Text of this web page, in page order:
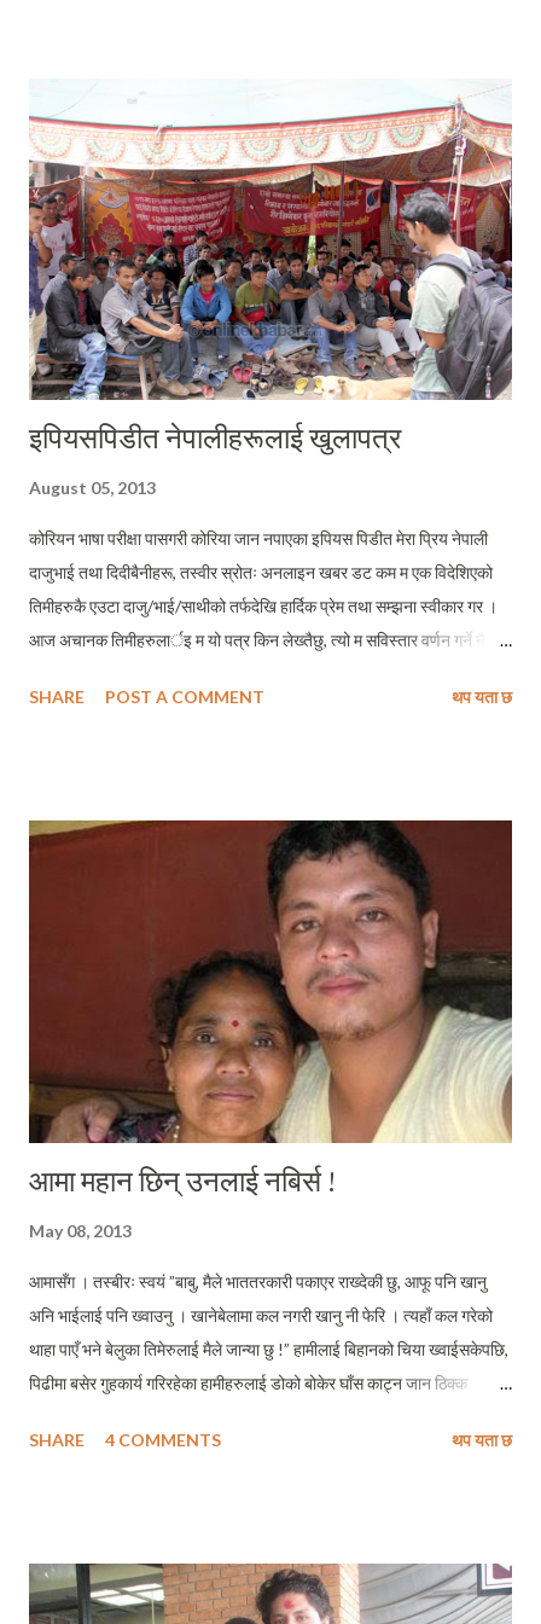
कृत्यको विरोध गरे । उनकै शब्दमा पञ्चायत एउटा “महाडाँकातन्त्र” थियो र उनी त्यो
“महाडाँकातन्त्र”को विरोधमा आफूलाई उरालिरहेका थिए । देशलाई खोक्रो पार्न उद्यत
मण्डलेहरुको कुरुप तस्वीरलाई बाहिर ल्याउने काममा उनी जीवन पर्यन्त लागिरहे ।
जीवनकालभर उनी सधैं जनता...
इपियसपिडीत नेपालीहरूलाई खुलापत्र
August 05, 2013
कोरियन भाषा परीक्षा पासगरी कोरिया जान नपाएका इपियस पिडीत मेरा प्रिय नेपाली
दाजुभाई तथा दिदीबैनीहरू, तस्वीर स्रोतः अनलाइन खबर डट कम म एक विदेशिएको
तिमीहरुकै एउटा दाजु/भाई/साथीको तर्फदेखि हार्दिक प्रेम तथा सम्झना स्वीकार गर ।
आज अचानक तिमीहरुलार्इ म यो पत्र किन लेख्तैछु, त्यो म सविस्तार वर्णन गर्ने नै छु
बर्षको युवा हुँ । विवाहित पनि छु । अध्ययनका शिलशिलामा फिनल्याण्डमा छु । अध्ययन
स्नातकोत्तर तहमा भर्ना हुनका लागि स्नातक तहको पाठ्यक्रम चार वर्षको हुनुपर्दो रहिछ
। फलतः युरोपमा आएर अध्ययन गर्ने मेरो चाहनालाई साकार पार्न मैले फिनल्याण्डमा
स्नातकका लागि आवेदन दिएँ । आईएलटिएस पनि गरेँ । प्रवेश परीक्षामा सामेल भएँ । र,
SHARE POST A COMMENT थप यता छ
आमा महान छिन् उनलाई नबिर्स !
May 08, 2013
आमासँग । तस्बीरः स्वयं ”बाबु, मैले भाततरकारी पकाएर राख्देकी छु, आफू पनि खानु
अनि भाईलाई पनि ख्वाउनु । खानेबेलामा कल नगरी खानु नी फेरि । त्यहाँ कल गरेको
थाहा पाएँ भने बेलुका तिमेरुलाई मैले जान्या छु !” हामीलाई बिहानको चिया ख्वाईसकेपछि,
पिढीमा बसेर गुहकार्य गरिरहेका हामीहरुलाई डोको बोकेर घाँस काट्न जान ठिक्क
घाँस काट्न लाग्नुहुन्थ्यो । भाई पुलुक्क मतिर हेर्थ्यो । म आँखा तरेजस्तो गर्थे । आमा
कसले टिप्ने भन्ने कुरामा, अनि कुँडेबाट दुध हाल्दा कसले एक डाडु दुध धेरै हाल्यो र किन
बराबर गरेन भन्ने विषयमा । दाई भएकाले अलि दादागिरी मेरै हुन्थ्यो, भाईपनि जण्डै हो
SHARE 4 COMMENTS थप यता छ